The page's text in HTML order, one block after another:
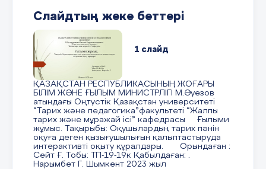
Слайдтың жеке беттері
1 слайд
ҚАЗАҚСТАН РЕСПУБЛИКАСЫНЫҢ ЖОҒАРЫ
БІЛІМ ЖӘНЕ ҒЫЛЫМ МИНИСТРЛІГІ М.Әуезов
атындағы Оңтүстік Қазақстан университеті
“Тарих және педагогика”факультеті “Жалпы
тарих және мұражай ісі” кафедрасы Ғылыми
жұмыс. Тақырыбы: Оқушылардың тарих пәнін
оқуға деген қызығушылығын қалыптастыруда
интерактивті оқыту құралдары. Орындаған :
Сейт Ғ. Тобы: ТП-19-19к Қабылдаған: .
Нарымбет Г. Шымкент 2023 жыл